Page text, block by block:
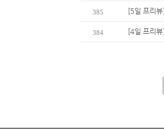
385 [5일 프리뷰
384 [4일 프리